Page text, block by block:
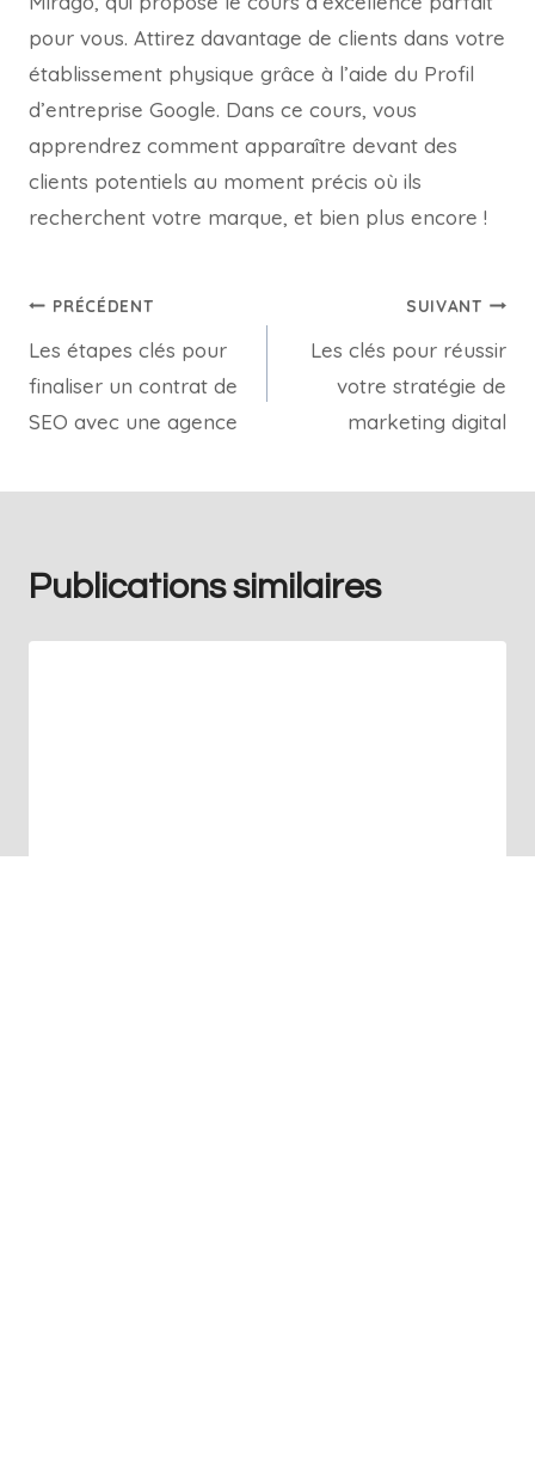
pour vous. Attirez davantage de clients dans votre
établissement physique grâce à l’aide du Profil
d’entreprise Google. Dans ce cours, vous
apprendrez comment apparaître devant des
clients potentiels au moment précis où ils
recherchent votre marque, et bien plus encore !
PRÉCÉDENT
Les étapes clés pour
finaliser un contrat de
SEO avec une agence
SUIVANT
Les clés pour réussir
votre stratégie de
marketing digital
Publications similaires